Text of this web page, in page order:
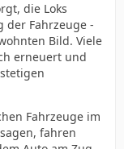
die Loks
der Fahrzeuge -
Bild. Viele
erneuert und
Fahrzeuge im
fahren